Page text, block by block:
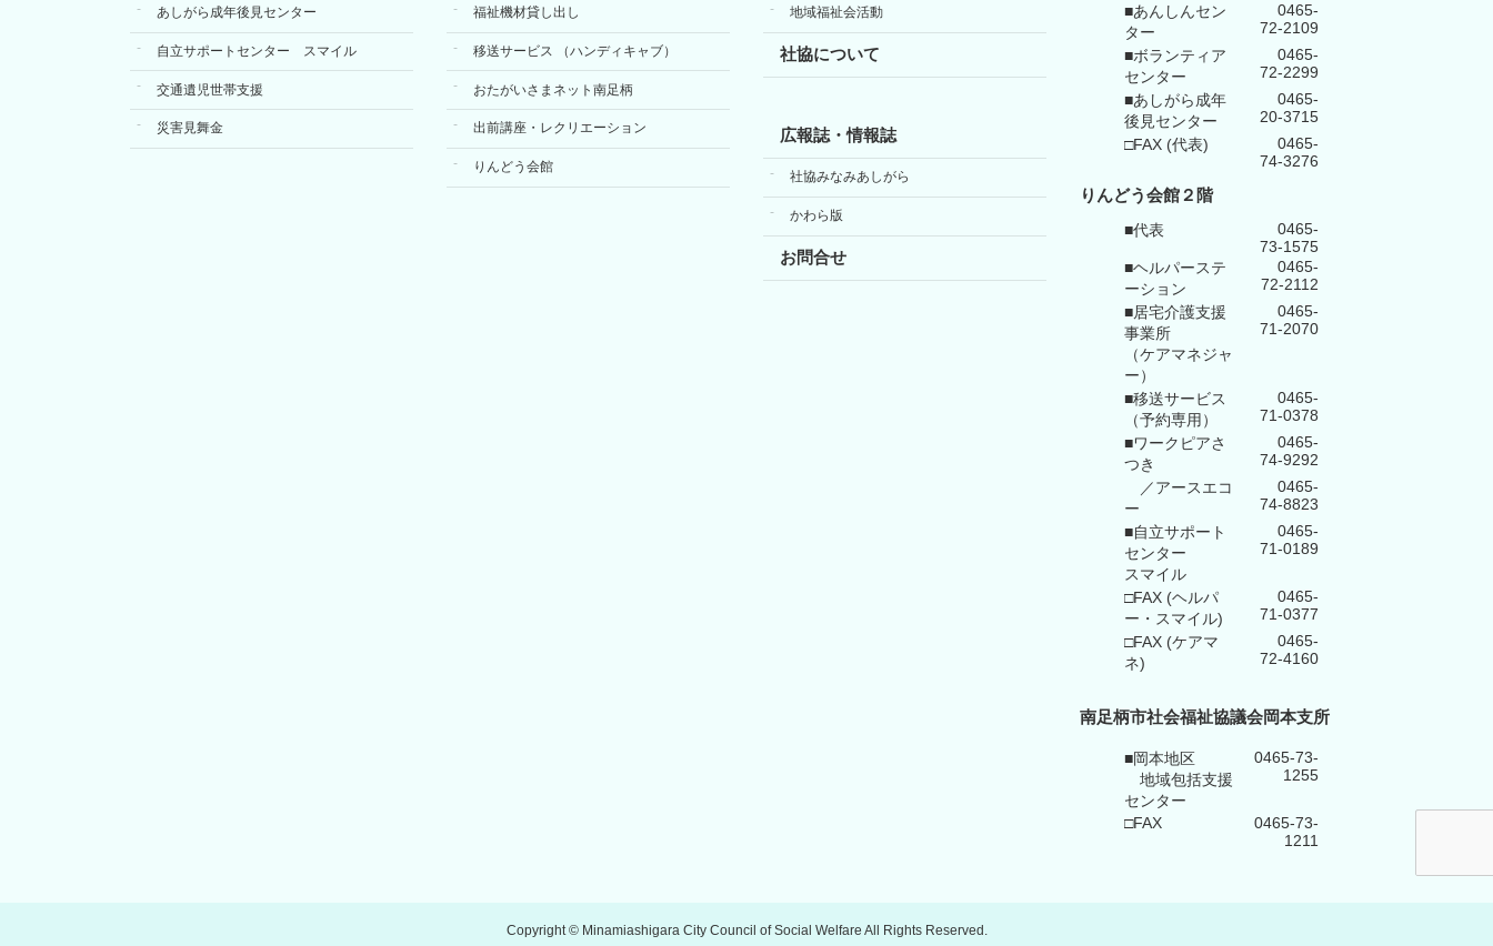
あしがら成年後見センター
自立サポートセンター スマイル
交通遺児世帯支援
災害見舞金
福祉機材貸し出し
移送サービス （ハンディキャブ）
おたがいさまネット南足柄
出前講座・レクリエーション
りんどう会館
地域福祉会活動
社協について
広報誌・情報誌
社協みなみあしがら
かわら版
お問合せ
■あんしんセン
ター
0465-
72-2109
■ボランティア
センター
0465-
72-2299
■あしがら成年
後見センター
0465-
20-3715
□FAX (代表)
0465-
74-3276
りんどう会館 ２階
■代表
0465-
73-1575
■ヘルパーステ
ーション
0465-
72-2112
■居宅介護支援
事業所
（ケアマネジャ
ー）
0465-
71-2070
■移送サービス
（予約専用）
0465-
71-0378
■ワークピアさ
つき
0465-
74-9292
／アースエコ
ー
0465-
74-8823
■自立サポート
センター
スマイル
0465-
71-0189
□FAX (ヘルパ
ー・スマイル)
0465-
71-0377
□FAX (ケアマ
ネ)
0465-
72-4160
南足柄市社会福祉協議会岡本支所
■岡本地区
地域包括支援
センター
0465-73-
1255
□FAX
0465-73-
1211
Copyright © Minamiashigara City Council of Social Welfare All Rights Reserved.